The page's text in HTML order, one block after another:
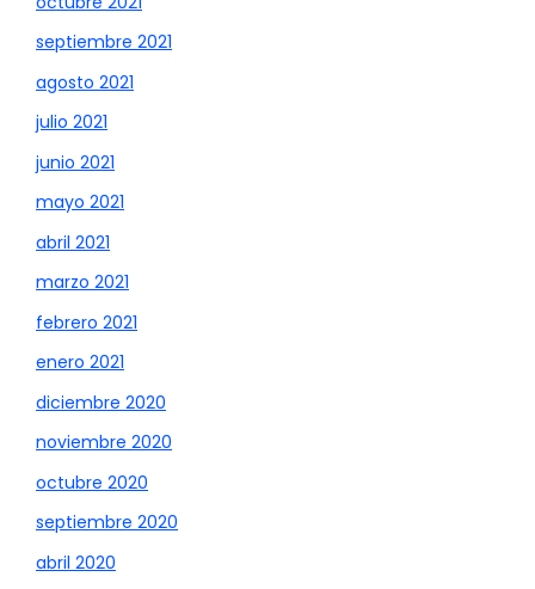
septiembre 2021
agosto 2021
julio 2021
junio 2021
mayo 2021
abril 2021
marzo 2021
febrero 2021
enero 2021
diciembre 2020
noviembre 2020
octubre 2020
septiembre 2020
abril 2020